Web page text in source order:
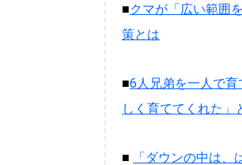
■クマが「広い範囲
策とは
■6人兄弟を一人で育
しく育ててくれた」
■ 「ダウンの中は